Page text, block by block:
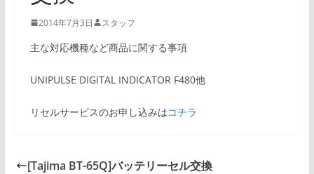
2014年7月3日 スタッフ
主な対応機種など商品に関する事項
UNIPULSE DIGITAL INDICATOR F480他
リセルサービスのお申し込みはコチラ
[Tajima BT-65Q]バッテリーセル交換